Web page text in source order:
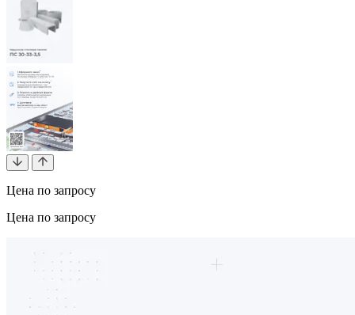
Цена по запросу
Цена по запросу